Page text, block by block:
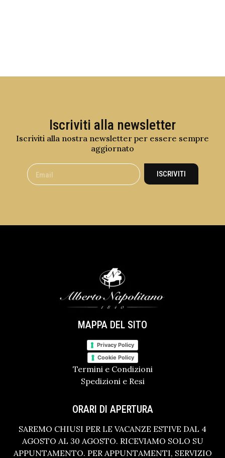
Iscriviti alla newsletter
Iscriviti alla nostra newsletter per essere sempre
aggiornato
ISCRIVITI
MAPPA DEL SITO
Privacy Policy
Cookie Policy
Termini e Condizioni
Spedizioni e Resi
ORARI DI APERTURA
SAREMO CHIUSI PER LE VACANZE ESTIVE DAL 4
AGOSTO AL 30 AGOSTO. RICEVIAMO SOLO SU
APPUNTAMENTO. PER APPUNTAMENTI, SERVIZIO